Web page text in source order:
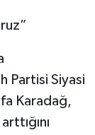
Partisi Siyasi
Karadağ,